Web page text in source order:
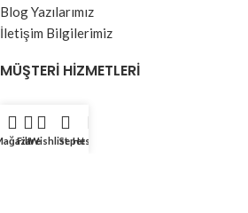
Blog Yazılarımız
İletişim Bilgilerimiz
MÜŞTERI HIZMETLERI
Jaluzi Perdeler
FiltreWishlistSepetHesabım